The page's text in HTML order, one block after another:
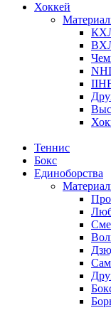
Хоккей
Теннис
Бокс
Единоборства